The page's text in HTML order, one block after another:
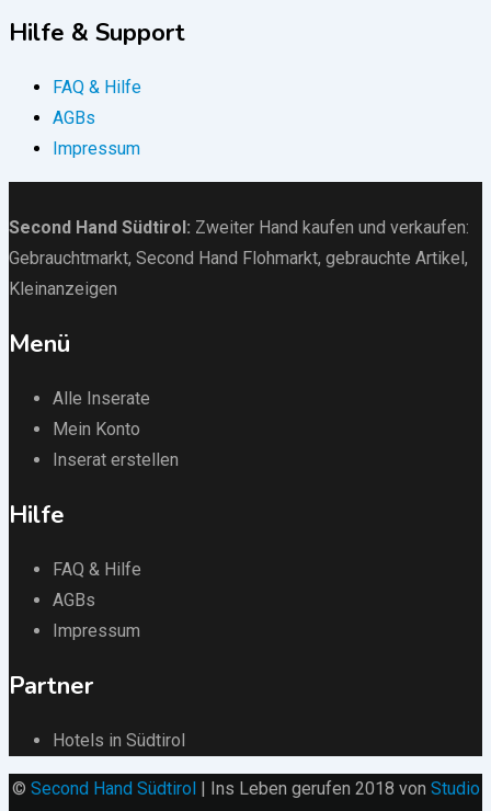
Hilfe & Support
FAQ & Hilfe
AGBs
Impressum
Second Hand Südtirol : Zweiter Hand kaufen und verkaufen:
Gebrauchtmarkt, Second Hand Flohmarkt, gebrauchte Artikel ,
Kleinanzeigen
Menü
Alle Inserate
Mein Konto
Inserat erstellen
Hilfe
FAQ & Hilfe
AGBs
Impressum
Partner
Hotels in Südtirol
© Second Hand Südtirol | Ins Leben gerufen 2018 von Studio